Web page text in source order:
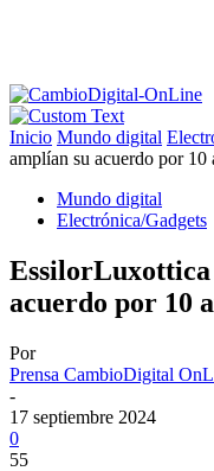
Inicio Mundo digital
amplían su acuerdo por 10
Mundo digital
Electrónica/Gadgets
acuerdo por 10
Por
Prensa CambioDigital
-
17 septiembre 2024
0
55